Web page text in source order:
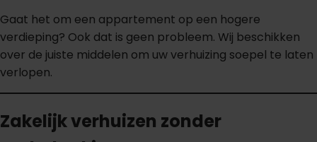
Gaat het om een appartement op een hogere
verdieping? Ook dat is geen probleem. Wij beschikken
over de juiste middelen om uw verhuizing soepel te laten
verlopen.
Zakelijk verhuizen zonder